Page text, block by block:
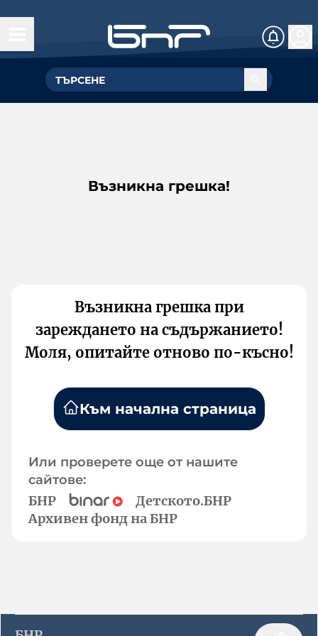
Възникна грешка!
Възникна грешка при
зареждането на съдържанието!
Моля, опитайте отново по-късно!
Към начална страница
Или проверете още от нашите
сайтове:
БНР
Детското.БНР
Архивен фонд на БНР